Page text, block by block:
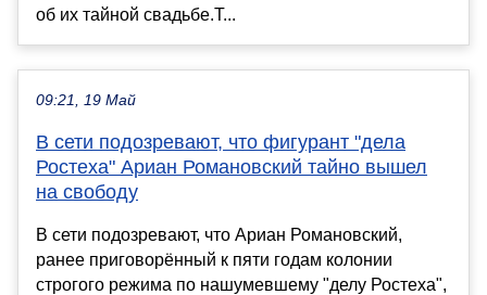
об их тайной свадьбе.Т...
09:21, 19 Май
В сети подозревают, что фигурант "дела
Ростеха" Ариан Романовский тайно вышел
на свободу
В сети подозревают, что Ариан Романовский,
ранее приговорённый к пяти годам колонии
строгого режима по нашумевшему "делу Ростеха",